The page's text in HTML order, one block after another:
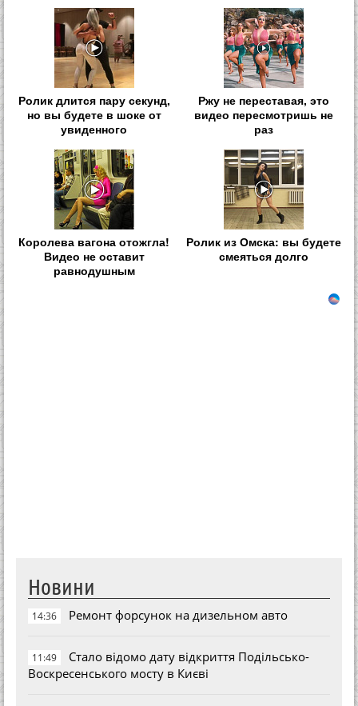
Ролик длится пару секунд,
но вы будете в шоке от
увиденного
Ржу не переставая, это
видео пересмотришь не
раз
Королева вагона отожгла!
Видео не оставит
равнодушным
Ролик из Омска: вы будете
смеяться долго
Новини
14:36 Ремонт форсунок на дизельном авто
11:49
Стало відомо дату відкриття Подільсько-
Воскресенського мосту в Києві